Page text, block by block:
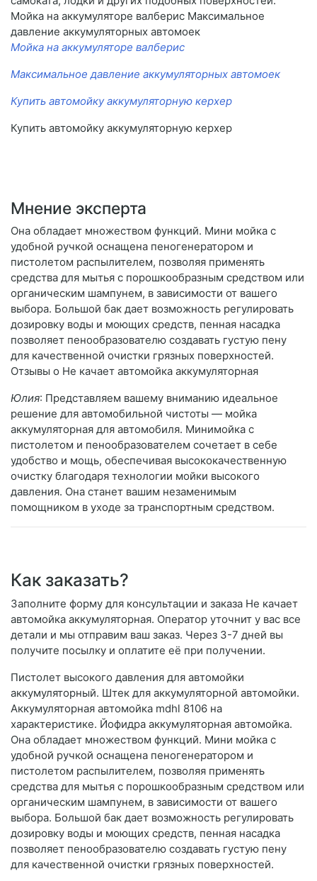
Мойка на аккумуляторе валберис Максимальное
давление аккумуляторных автомоек
Мойка на аккумуляторе валберис
Максимальное давление аккумуляторных автомоек
Купить автомойку аккумуляторную керхер
Купить автомойку аккумуляторную керхер
Мнение эксперта
Она обладает множеством функций. Мини мойка с
удобной ручкой оснащена пеногенератором и
пистолетом распылителем, позволяя применять
средства для мытья с порошкообразным средством или
органическим шампунем, в зависимости от вашего
выбора. Большой бак дает возможность регулировать
дозировку воды и моющих средств, пенная насадка
позволяет пенообразователю создавать густую пену
для качественной очистки грязных поверхностей.
Отзывы о Не качает автомойка аккумуляторная
Юлия: Представляем вашему вниманию идеальное
решение для автомобильной чистоты — мойка
аккумуляторная для автомобиля. Минимойка с
пистолетом и пенообразователем сочетает в себе
удобство и мощь, обеспечивая высококачественную
очистку благодаря технологии мойки высокого
давления. Она станет вашим незаменимым
помощником в уходе за транспортным средством.
Как заказать?
Заполните форму для консультации и заказа Не качает
автомойка аккумуляторная. Оператор уточнит у вас все
детали и мы отправим ваш заказ. Через 3-7 дней вы
получите посылку и оплатите её при получении.
Пистолет высокого давления для автомойки
аккумуляторный. Штек для аккумуляторной автомойки.
Аккумуляторная автомойка mdhl 8106 на
характеристике. Йофидра аккумуляторная автомойка.
Она обладает множеством функций. Мини мойка с
удобной ручкой оснащена пеногенератором и
пистолетом распылителем, позволяя применять
средства для мытья с порошкообразным средством или
органическим шампунем, в зависимости от вашего
выбора. Большой бак дает возможность регулировать
дозировку воды и моющих средств, пенная насадка
позволяет пенообразователю создавать густую пену
для качественной очистки грязных поверхностей.